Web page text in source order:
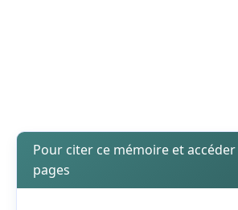
Pour citer ce mémoire et
pages